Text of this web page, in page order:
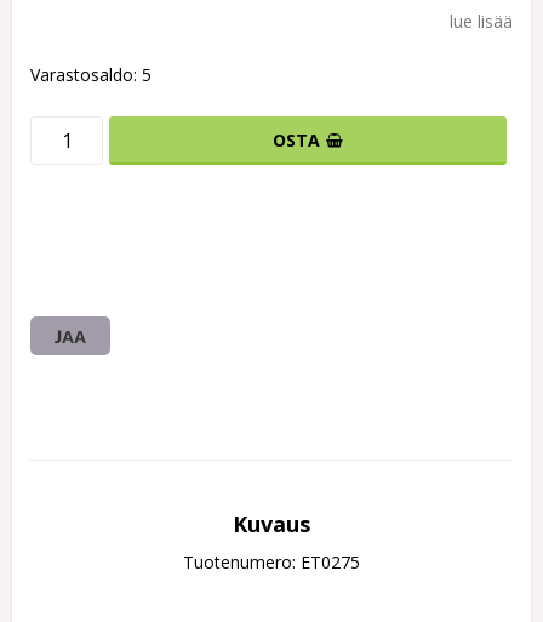
lue lisää
Varastosaldo: 5
OSTA
JAA
Kuvaus
Tuotenumero: ET0275